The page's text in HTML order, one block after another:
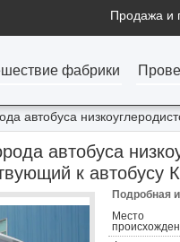
Продажа и
фабрики
автобуса
автобуса
к автобусу
Подробная
Место